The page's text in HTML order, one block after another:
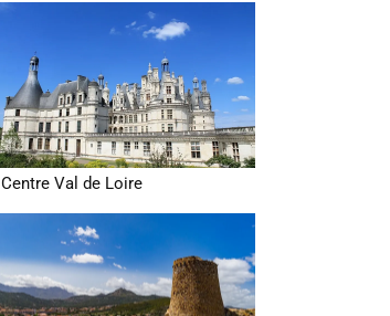
Centre Val de Loire